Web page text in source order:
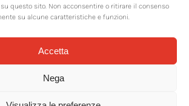
questo sito. Non acconsentire o ritirare il consenso
su alcune caratteristiche e funzioni.
Accetta
Nega
Sottoprovinciale 22 | 24021 Albino BG | P IVA IT-
| CS € 50.000,00 IV | CD SUBM70N |